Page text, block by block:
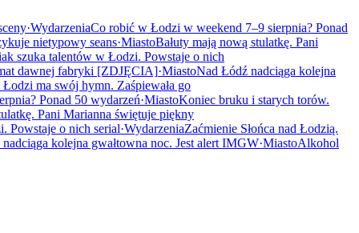
·WydarzeniaCo robić w Łodzi w weekend 7–9 sierpnia? Ponad
nietypowy seans·MiastoBałuty mają nową stulatkę. Pani
szuka talentów w Łodzi. Powstaje o nich
dawnej fabryki [ZDJĘCIA]·MiastoNad Łódź nadciąga kolejna
ma swój hymn. Zaśpiewała go
Ponad 50 wydarzeń·MiastoKoniec bruku i starych torów.
Pani Marianna świętuje piękny
Powstaje o nich serial·WydarzeniaZaćmienie Słońca nad Łodzią.
kolejna gwałtowna noc. Jest alert IMGW·MiastoAlkohol